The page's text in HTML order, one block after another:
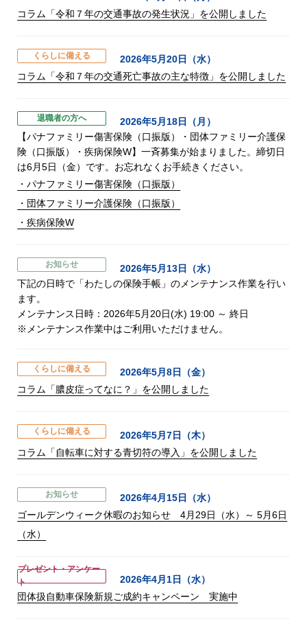
コラム「令和７年の交通事故の発生状況」を公開しました
くらしに備える
2026年5月20日（水）
コラム「令和７年の交通死亡事故の主な特徴」を公開しました
退職者の方へ
2026年5月18日（月）
【パナファミリー傷害保険（口振版）・団体ファミリー介護保
険（口振版）・疾病保険W】一斉募集が始まりました。締切日
は6月5日（金）です。お忘れなくお手続きください。
・パナファミリー傷害保険（口振版）
・団体ファミリー介護保険（口振版）
・疾病保険W
お知らせ
2026年5月13日（水）
下記の日時で「わたしの保険手帳」のメンテナンス作業を行い
ます。
メンテナンス日時：2026年5月20日(水) 19:00 ～ 終日
※メンテナンス作業中はご利用いただけません。
くらしに備える
2026年5月8日（金）
コラム「膿皮症ってなに？」を公開しました
くらしに備える
2026年5月7日（木）
コラム「自転車に対する青切符の導入」を公開しました
お知らせ
2026年4月15日（水）
ゴールデンウィーク休暇のお知らせ 4月29日（水）～ 5月6日
（水）
プレゼント・アンケー
ト
2026年4月1日（水）
団体扱自動車保険新規ご成約キャンペーン 実施中